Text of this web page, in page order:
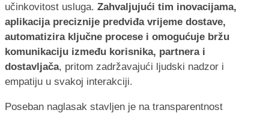
učinkovitost usluga. Zahvaljujući tim inovacijama,
aplikacija preciznije predviđa vrijeme dostave,
automatizira ključne procese i omogućuje bržu
komunikaciju između korisnika, partnera i
dostavljača, pritom zadržavajući ljudski nadzor i
empatiju u svakoj interakciji.
Poseban naglasak stavljen je na transparentnost